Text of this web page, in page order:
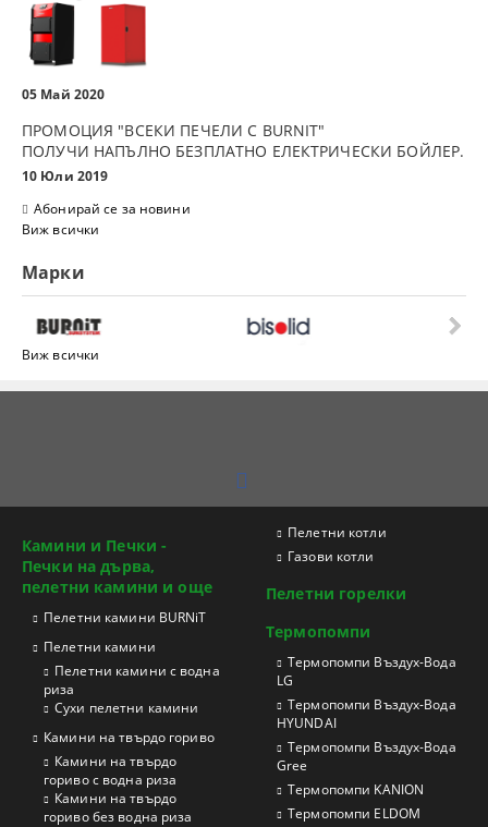
05 Май 2020
ПРОМОЦИЯ "ВСЕКИ ПЕЧЕЛИ С BURNIT"
ПОЛУЧИ НАПЪЛНО БЕЗПЛАТНО ЕЛЕКТРИЧЕСКИ БОЙЛЕР.
10 Юли 2019
Абонирай се за новини
Виж всички
Марки
Виж всички
Камини и Печки -
Печки на дърва,
пелетни камини и още
Пелетни камини BURNiT
Пелетни камини
Пелетни камини с водна
риза
Сухи пелетни камини
Камини на твърдо гориво
Камини на твърдо
гориво с водна риза
Камини на твърдо
гориво без водна риза
Пелетни котли
Газови котли
Пелетни горелки
Термопомпи
Tермопомпи Въздух-Вода
LG
Термопомпи Въздух-Вода
HYUNDAI
Термопомпи Въздух-Вода
Gree
Термопомпи KANION
Термопомпи ELDOM